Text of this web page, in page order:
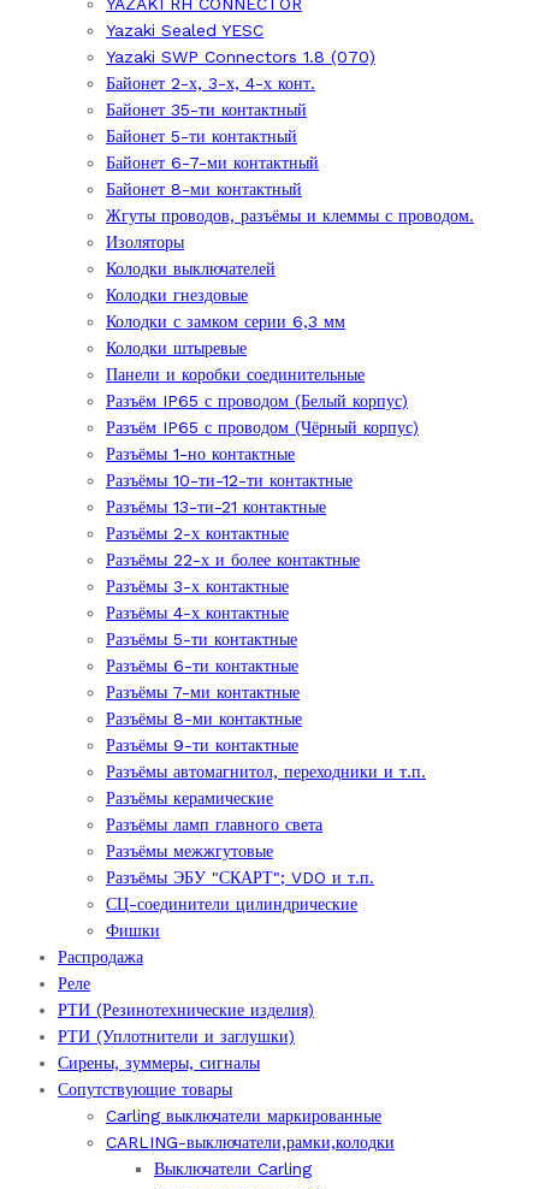
Yazaki Sealed YESC
Yazaki SWP Connectors 1.8 (070)
Байонет 2-х, 3-х, 4-х конт.
Байонет 35-ти контактный
Байонет 5-ти контактный
Байонет 6-7-ми контактный
Байонет 8-ми контактный
Жгуты проводов, разъёмы и клеммы с проводом.
Изоляторы
Колодки выключателей
Колодки гнездовые
Колодки с замком серии 6,3 мм
Колодки штыревые
Панели и коробки соединительные
Разъём IP65 с проводом (Белый корпус)
Разъём IP65 с проводом (Чёрный корпус)
Разъёмы 1-но контактные
Разъёмы 10-ти-12-ти контактные
Разъёмы 13-ти-21 контактные
Разъёмы 2-х контактные
Разъёмы 22-х и более контактные
Разъёмы 3-х контактные
Разъёмы 4-х контактные
Разъёмы 5-ти контактные
Разъёмы 6-ти контактные
Разъёмы 7-ми контактные
Разъёмы 8-ми контактные
Разъёмы 9-ти контактные
Разъёмы автомагнитол, переходники и т.п.
Разъёмы керамические
Разъёмы ламп главного света
Разъёмы межжгутовые
Разъёмы ЭБУ "СКАРТ"; VDO и т.п.
СЦ-соединители цилиндрические
Фишки
Распродажа
Реле
РТИ (Резинотехнические изделия)
РТИ (Уплотнители и заглушки)
Сирены, зуммеры, сигналы
Сопутствующие товары
Carling выключатели маркированные
CARLING-выключатели,рамки,колодки
Выключатели Carling